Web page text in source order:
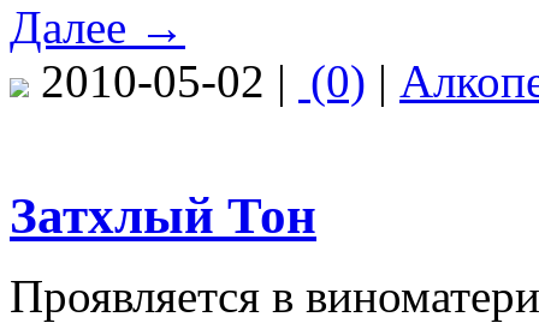
Далее →
2010-05-02 | (0) |
Затхлый Тон
Проявляется в